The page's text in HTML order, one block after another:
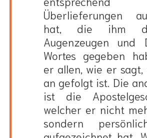
Überlieferungen
hat, die ihm
Augenzeugen und
Wortes gegeben
er allen, wie er sagt,
an gefolgt ist. Die
ist die
welcher er nicht
sondern